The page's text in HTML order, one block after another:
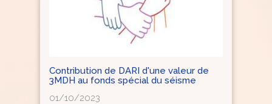
Contribution de DARI d'une valeur de
3MDH au fonds spécial du séisme
01/10/2023